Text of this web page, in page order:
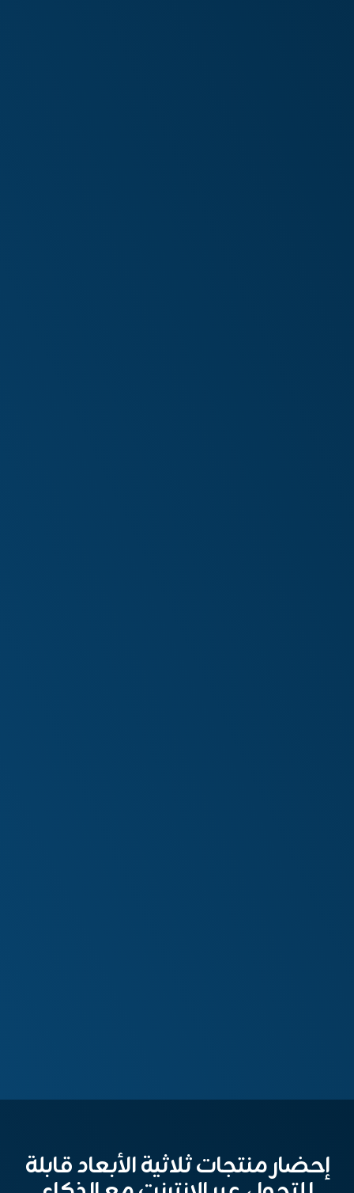
إحضار منتجات ثلاثية الأبعاد قابلة